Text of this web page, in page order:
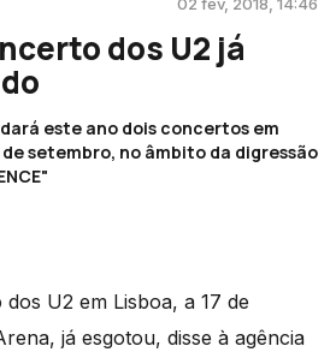
02 fev, 2018, 14:46
dos U2 já
este ano dois concertos em
de setembro, no âmbito da digressão
U2 em Lisboa, a 17 de
já esgotou, disse à agência